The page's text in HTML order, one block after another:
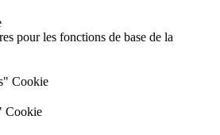
pour les fonctions de base de la
Cookie
Cookie